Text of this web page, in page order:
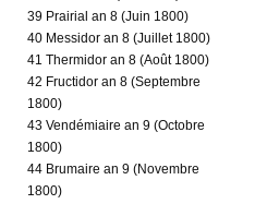
39 Prairial an 8 (Juin 1800)
40 Messidor an 8 (Juillet 1800)
41 Thermidor an 8 (Août 1800)
42 Fructidor an 8 (Septembre
1800)
43 Vendémiaire an 9 (Octobre
1800)
44 Brumaire an 9 (Novembre
1800)